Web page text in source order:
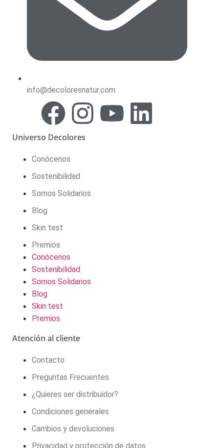
info@decoloresnatur.com
Universo Decolores
Conócenos
Sostenibilidad
Somos Solidarios
Blog
Skin test
Premios
Conócenos
Sostenibilidad
Somos Solidarios
Blog
Skin test
Premios
Atención al cliente
Contacto
Preguntas Frecuentes
¿Quieres ser distribuidor?
Condiciones generales
Cambios y devoluciones
Privacidad y protección de datos